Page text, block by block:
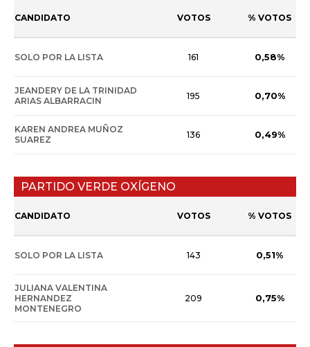
CANDIDATO VOTOS % VOTOS
SOLO POR LA LISTA 161 0,58%
JEANDERY DE LA TRINIDAD
ARIAS ALBARRACIN
195 0,70%
KAREN ANDREA MUÑOZ
SUAREZ
136 0,49%
PARTIDO VERDE OXÍGENO
CANDIDATO VOTOS % VOTOS
SOLO POR LA LISTA 143 0,51%
JULIANA VALENTINA
HERNANDEZ
MONTENEGRO
209 0,75%